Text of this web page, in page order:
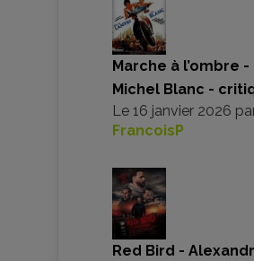
Marche à l’ombre -
Michel Blanc -
Le 16 janvier 2026
FrancoisP
Red Bird -